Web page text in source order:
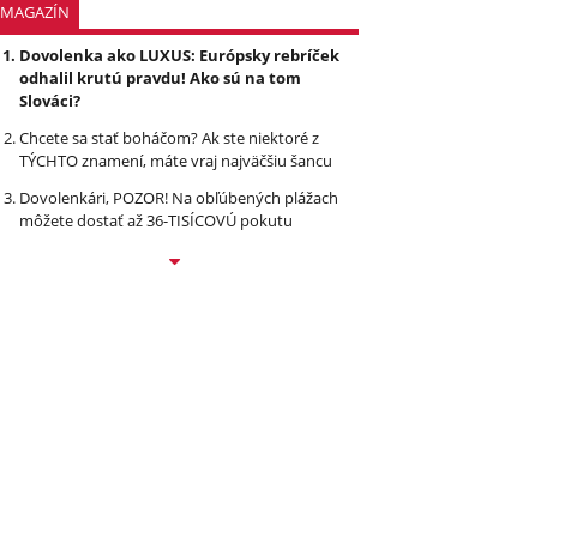
MAGAZÍN
Dovolenka ako LUXUS: Európsky rebríček
odhalil krutú pravdu! Ako sú na tom
Slováci?
Chcete sa stať boháčom? Ak ste niektoré z
TÝCHTO znamení, máte vraj najväčšiu šancu
Dovolenkári, POZOR! Na obľúbených plážach
môžete dostať až 36-TISÍCOVÚ pokutu